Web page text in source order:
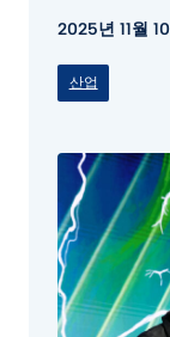
2025년 11월
산업